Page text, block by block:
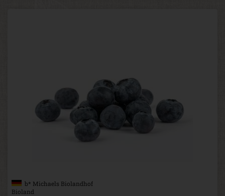
b* Michaels Biolandhof
Bioland